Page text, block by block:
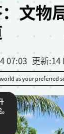
文物
07:03 更新:14
as your preferred